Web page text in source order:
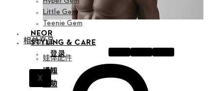
NEOR
STYLING & CARE
登录
X
通知
帮助
Little Gem
Teenie Gem
相关产品
娃体配件
眼珠
衣服